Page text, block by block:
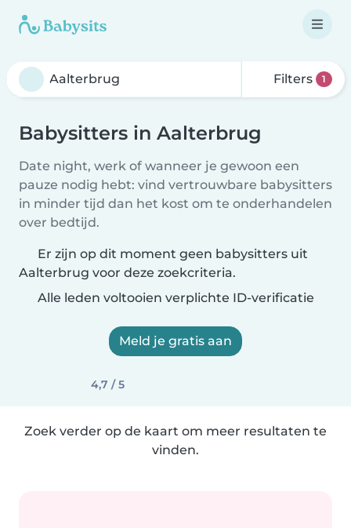
Filters 1
Babysitters in Aalterbrug
Date night, werk of wanneer je gewoon een
pauze nodig hebt: vind vertrouwbare babysitters
in minder tijd dan het kost om te onderhandelen
over bedtijd.
Er zijn op dit moment geen babysitters uit
Aalterbrug voor deze zoekcriteria.
Alle leden voltooien verplichte ID-verificatie
Meld je gratis aan
4,7 / 5
Zoek verder op de kaart om meer resultaten te
vinden.